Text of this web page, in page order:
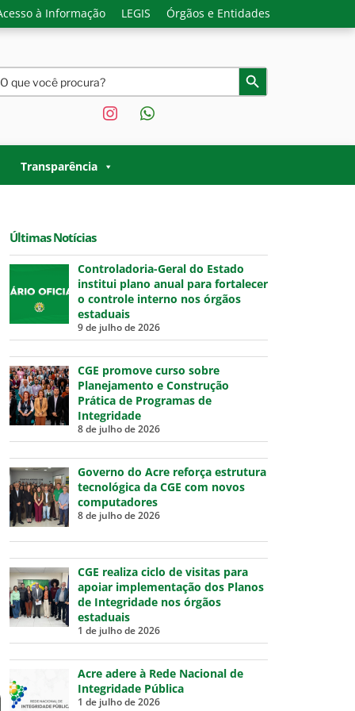
à Informação LEGIS Órgãos e Entidades
ACRE |
do Estado do Acre.
Search Button
instagramwhatsapp
Transparência
Últimas Notícias
Controladoria-Geral do Estado
institui plano anual para fortalecer
o controle interno nos órgãos
estaduais
9 de julho de 2026
CGE promove curso sobre
Planejamento e Construção
Prática de Programas de
Integridade
8 de julho de 2026
Governo do Acre reforça estrutura
tecnológica da CGE com novos
computadores
8 de julho de 2026
CGE realiza ciclo de visitas para
apoiar implementação dos Planos
de Integridade nos órgãos
estaduais
1 de julho de 2026
Acre adere à Rede Nacional de
Integridade Pública
1 de julho de 2026